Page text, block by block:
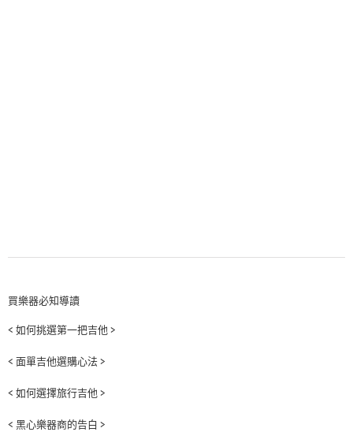
買樂器必知導讀
< 如何挑選第一把吉他 >
< 面單吉他選購心法 >
< 如何選擇旅行吉他 >
< 黑心樂器商的告白 >